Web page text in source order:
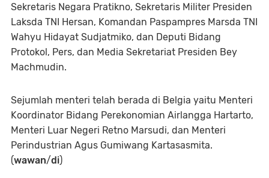
Sekretaris Negara Pratikno, Sekretaris Militer Presiden
Laksda TNI Hersan, Komandan Paspampres Marsda TNI
Wahyu Hidayat Sudjatmiko, dan Deputi Bidang
Protokol, Pers, dan Media Sekretariat Presiden Bey
Machmudin.
Sejumlah menteri telah berada di Belgia yaitu Menteri
Koordinator Bidang Perekonomian Airlangga Hartarto,
Menteri Luar Negeri Retno Marsudi, dan Menteri
Perindustrian Agus Gumiwang Kartasasmita.
(wawan/di)